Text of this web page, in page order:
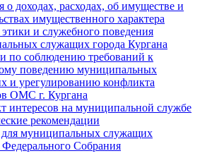
о доходах, расходах, об имуществе и
имущественного характера
и служебного поведения
служащих города Кургана
по соблюдению требований к
поведению муниципальных
и урегулированию конфликта
ОМС г. Кургана
интересов на муниципальной службе
рекомендации
муниципальных служащих
Cобрания